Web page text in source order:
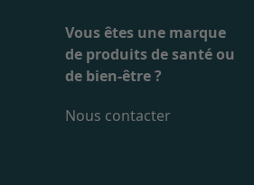
Vous êtes une marque
de produits de santé ou
de bien-être ?
Nous contacter